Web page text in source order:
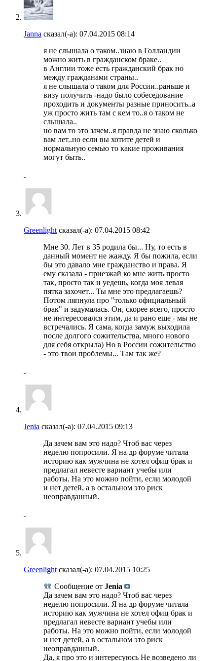
Janna сказал(-а): 07.04.2015 08:14
я не слышала о таком..знаю в Голландии
можно жить в гражданском браке..
в Англии тоже есть гражданский брак но
между гражданами страны..
я не слышала о таком для России..раньше и
визу получить -надо было собеседование
проходить и документы разные приносить..а
уж просто жить там с кем то..я о таком не
слышала..
но вам то это зачем..я правда не знаю сколько
вам лет..но если вы хотите детей и
нормальную семью то какие проживания
могут быть..
Greenlight сказал(-а): 07.04.2015 08:42
Мне 30. Лет в 35 родила бы... Ну, то есть в
данный момент не жажду. Я бы пожила, если
бы это давало мне гражданство и права. Я
ему сказала - приезжай ко мне жить просто
так, просто так и уедешь, когда моя левая
пятка захочет... Ты мне это предлагаешь?
Потом ляпнула про "только официальный
брак" и задумалась. Он, скорее всего, просто
не интересовался этим, да и рано еще - мы не
встречались. Я сама, когда замуж выходила
после долгого сожительства, много нового
для себя открыла) Но в России сожительство
- это твои проблемы... Там так же?
Jenia сказал(-а): 07.04.2015 09:13
Да зачем вам это надо? Чтоб вас через
неделю попросили. Я на др форуме читала
историю как мужчина не хотел офиц брак и
предлагал невесте вариант учебы или
работы. На это можно пойти, если молодой
и нет детей, а в остальном это риск
неоправданный.
Greenlight сказал(-а): 07.04.2015 10:25
Сообщение от Jenia
Да зачем вам это надо? Чтоб вас через
неделю попросили. Я на др форуме читала
историю как мужчина не хотел офиц брак и
предлагал невесте вариант учебы или
работы. На это можно пойти, если молодой
и нет детей, а в остальном это риск
неоправданный.
Да, я про это и интересуюсь Не возведено ли